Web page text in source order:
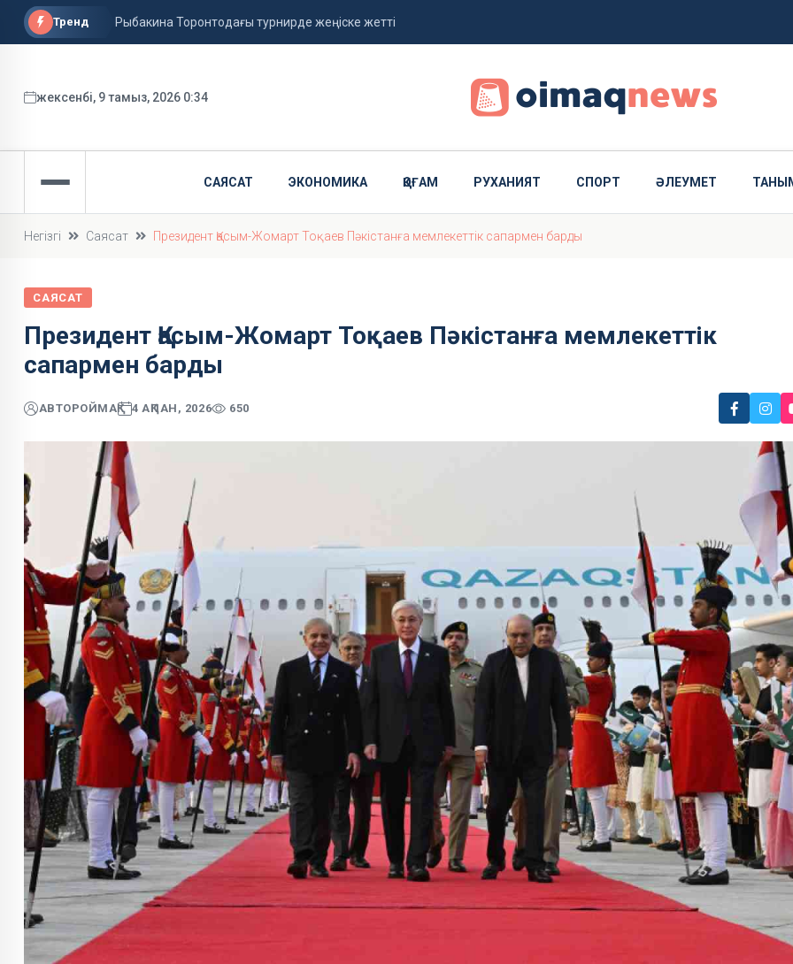
Тренд Рыбакина Торонтодағы турнирде жеңіске жетті
Украина КҚК нысандарға шабуыл жасамауға уәде берді
жексенбі, 9 тамыз, 2026 0:34
САЯСАТ ЭКОНОМИКА ҚОҒАМ РУХАНИЯТ СПОРТ ӘЛЕУМЕТ
Негізгі Саясат Президент Қасым-Жомарт Тоқаев Пәкістанға мемлекеттік сапармен барды
САЯСАТ
Президент Қасым-Жомарт Тоқаев Пәкістанға мемлекеттік
сапармен барды
АВТОРОЙМАҚ 4 АҚПАН, 2026 650